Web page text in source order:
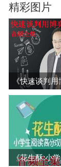
精彩图片